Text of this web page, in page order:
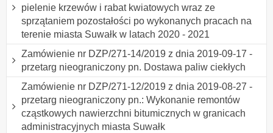
pielenie krzewów i rabat kwiatowych wraz ze
sprzątaniem pozostałości po wykonanych pracach na
terenie miasta Suwałk w latach 2020 - 2021
Zamówienie nr DZP/271-14/2019 z dnia 2019-09-17 -
przetarg nieograniczony pn. Dostawa paliw ciekłych
Zamówienie nr DZP/271-12/2019 z dnia 2019-08-27 -
przetarg nieograniczony pn.: Wykonanie remontów
cząstkowych nawierzchni bitumicznych w granicach
administracyjnych miasta Suwałk